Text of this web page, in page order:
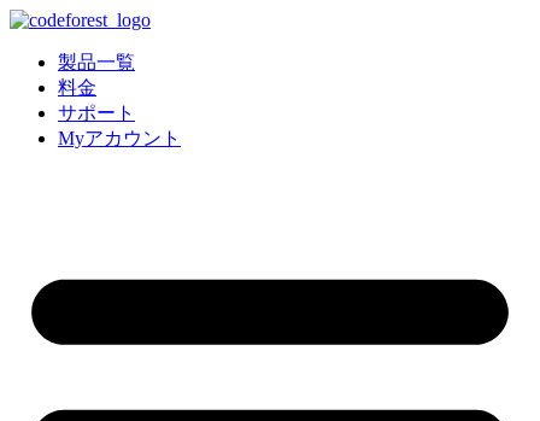
コ
製品一覧
料金
サポート
Myアカウント